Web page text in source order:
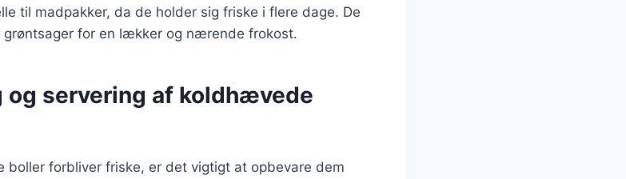
til madpakker, da de holder sig friske i flere dage. De
grøntsager for en lækker og nærende frokost.
servering af koldhævede
boller forbliver friske, er det vigtigt at opbevare dem